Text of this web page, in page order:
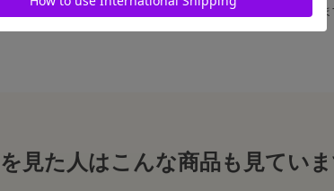
スチール写真のサイズに縮小することは、いたしかね
見た人はこんな商品も見てい